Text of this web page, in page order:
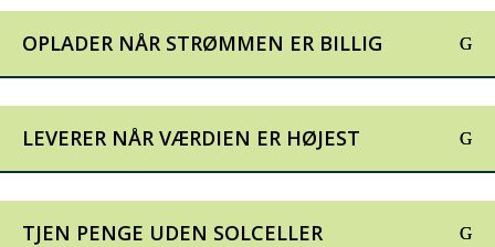
OPLADER NÅR STRØMMEN ER BILLIG
LEVERER NÅR VÆRDIEN ER HØJEST
TJEN PENGE UDEN SOLCELLER